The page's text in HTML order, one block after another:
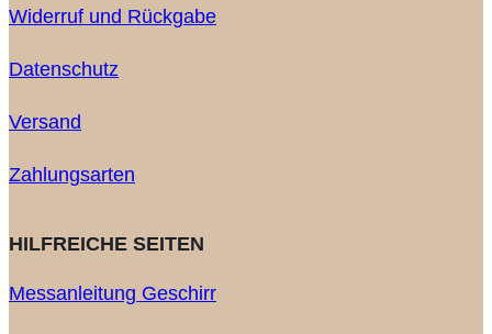
Widerruf und Rückgabe
Datenschutz
Versand
Zahlungsarten
HILFREICHE SEITEN
Messanleitung Geschirr